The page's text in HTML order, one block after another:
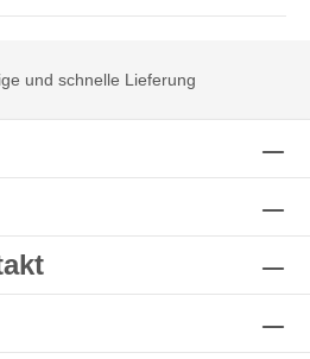
und schnelle Lieferung